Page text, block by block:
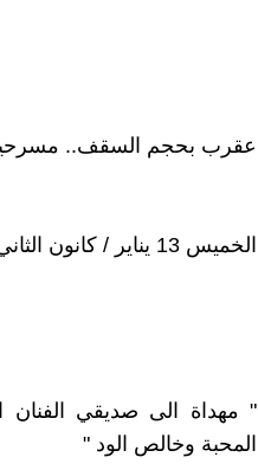
عقرب بحجم السقف..
الخميس 13 يناير / كانون الثاني 2011 - 11:51:03
" مهداة الى صديقي الفنان
المحبة وخالص الود "